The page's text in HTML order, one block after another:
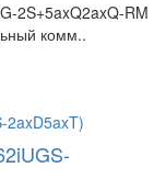
2S+5axQ2axQ-RM
комм..